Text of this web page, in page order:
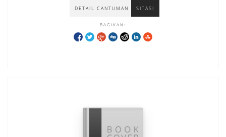
DETAIL CANTUMAN SITASI
BAGIKAN: